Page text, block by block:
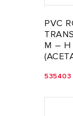
PVC
M –
535403